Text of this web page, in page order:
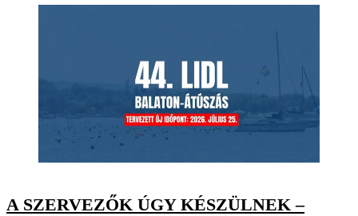
A SZERVEZŐK ÚGY KÉSZÜLNEK –